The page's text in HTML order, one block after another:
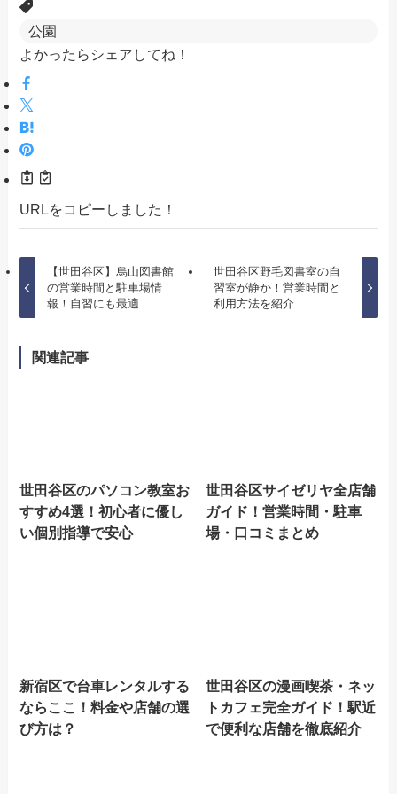
公園
よかったらシェアしてね！
URLをコピーしました！
【世田谷区】烏山図書館
の営業時間と駐車場情
報！自習にも最適
世田谷区野毛図書室の自
習室が静か！営業時間と
利用方法を紹介
関連記事
世田谷区のパソコン教室お
すすめ4選！初心者に優し
い個別指導で安心
世田谷区サイゼリヤ全店舗
ガイド！営業時間・駐車
場・口コミまとめ
新宿区で台車レンタルする
ならここ！料金や店舗の選
び方は？
世田谷区の漫画喫茶・ネッ
トカフェ完全ガイド！駅近
で便利な店舗を徹底紹介